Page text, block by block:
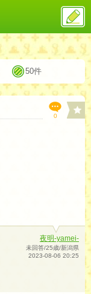
ス
投
稿
まとめ50件
0
夜明-yamei-
未回答/25歳/新潟県
2023-08-06 20:25